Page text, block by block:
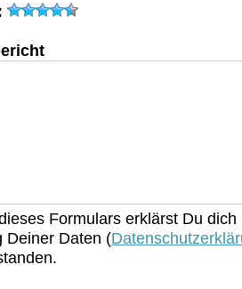
Formulars erklärst Du
Deiner Daten (